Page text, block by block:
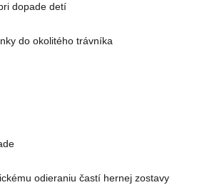
dopade detí
do okolitého trávníka
odieraniu častí hernej zostavy